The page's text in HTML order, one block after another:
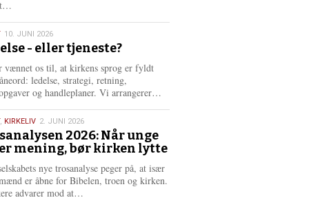
s
e
r
e
10. JUNI 2026
- eller tjeneste?
vænnet os til, at kirkens sprog er fyldt
ledelse, strategi, retning,
og handleplaner. Vi arrangerer…
r
e
, KIRKELIV 2. JUNI 2026
2026: Når unge
mening, bør kirken lytte
nye trosanalyse peger på, at især
er åbne for Bibelen, troen og kirken.
advarer mod at…